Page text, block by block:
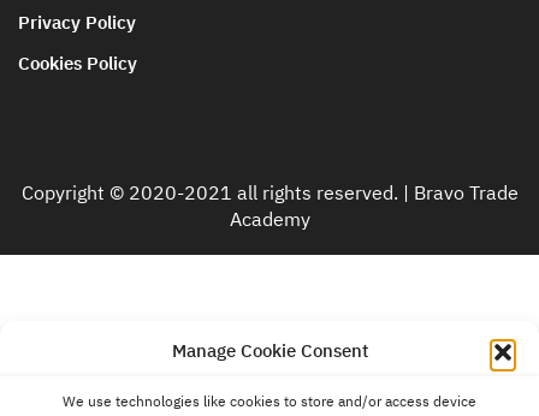
Manage Cookie Consent
We use technologies like cookies to store and/or access device
Privacy Policy
Cookies Policy
Copyright © 2020-2021 all rights reserved. | Bravo Trade
Academy